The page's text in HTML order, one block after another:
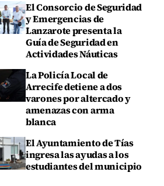
El Consorcio de Seguridad
y Emergencias de
Lanzarote presenta la
Guía de Seguridad en
Actividades Náuticas
La Policía Local de
Arrecife detiene a dos
varones por altercado y
amenazas con arma
blanca
El Ayuntamiento de Tías
ingresa las ayudas a los
estudiantes del municipio